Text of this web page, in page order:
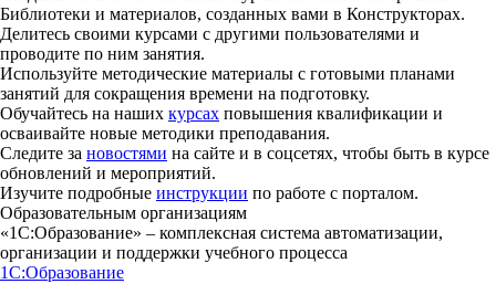
Библиотеки и материалов, созданных вами в Конструкторах.
Делитесь своими курсами с другими пользователями и
проводите по ним занятия.
Используйте методические материалы с готовыми планами
занятий для сокращения времени на подготовку.
Обучайтесь на наших курсах повышения квалификации и
осваивайте новые методики преподавания.
Следите за новостями на сайте и в соцсетях, чтобы быть в курсе
обновлений и мероприятий.
Изучите подробные инструкции по работе с порталом.
Образовательным организациям
«1С:Образование» – комплексная система автоматизации,
организации и поддержки учебного процесса
1С:Образование